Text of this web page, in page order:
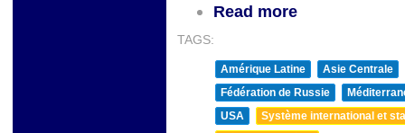
Read more
TAGS:
Amérique Latine
Asie Centrale
Fédération de Russie
USA
Système international et